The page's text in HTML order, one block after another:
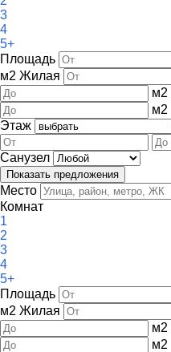
3
4
5+
Площадь
м2 Жилая
м2
м2
Этаж
Санузел
Место
Комнат
1
2
3
4
5+
Площадь
м2 Жилая
м2
м2